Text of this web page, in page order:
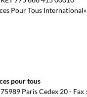
Pour Tous
pour tous
Paris Cedex 20 - Fax